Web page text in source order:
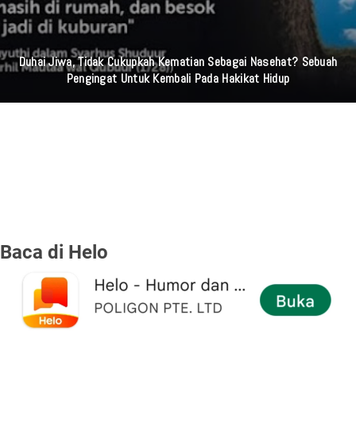
Duhai Jiwa, Tidak Cukupkah Kematian Sebagai Nasehat? Sebuah
Pengingat Untuk Kembali Pada Hakikat Hidup
Baca di Helo